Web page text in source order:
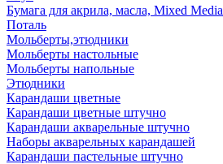
Бумага для акрила, масла, Mixed Media
Поталь
Мольберты,этюдники
Мольберты настольные
Мольберты напольные
Этюдники
Карандаши цветные
Карандаши цветные штучно
Карандаши акварельные штучно
Наборы акварельных карандашей
Карандаши пастельные штучно